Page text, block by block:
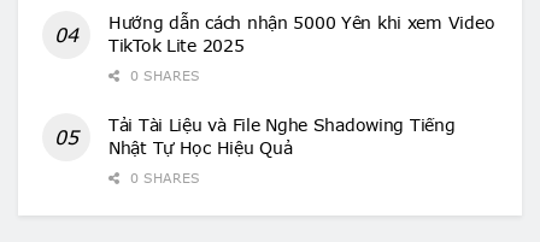
Hướng dẫn cách nhận 5000 Yên khi xem Video
TikTok Lite 2025
0 SHARES
Tải Tài Liệu và File Nghe Shadowing Tiếng
Nhật Tự Học Hiệu Quả
0 SHARES